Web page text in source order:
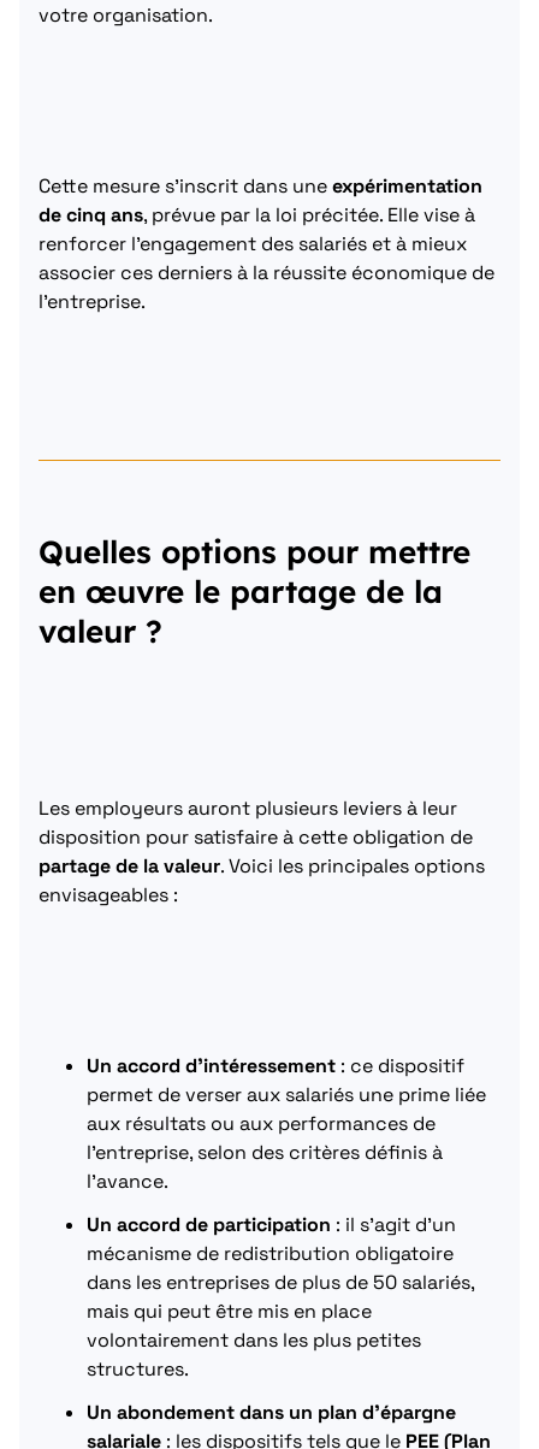
votre organisation.
Cette mesure s’inscrit dans uneexpérimentation
de cinq ans, prévue par la loi précitée. Elle vise à
renforcer l’engagement des salariés et à mieux
associer ces derniers à la réussite économique de
l’entreprise.
Quelles options pour mettre
en œuvre le partage de la
valeur ?
Les employeurs auront plusieurs leviers à leur
disposition pour satisfaire à cette obligation de
partage de la valeur. Voici les principales options
envisageables :
Un accord d’intéressement : ce dispositif
permet de verser aux salariés une prime liée
aux résultats ou aux performances de
l’entreprise, selon des critères définis à
l’avance.
Un accord de participation : il s’agit d’un
mécanisme de redistribution obligatoire
dans les entreprises de plus de 50 salariés,
mais qui peut être mis en place
volontairement dans les plus petites
structures.
Un abondement dans un plan d’épargne
salariale : les dispositifs tels que le PEE (Plan